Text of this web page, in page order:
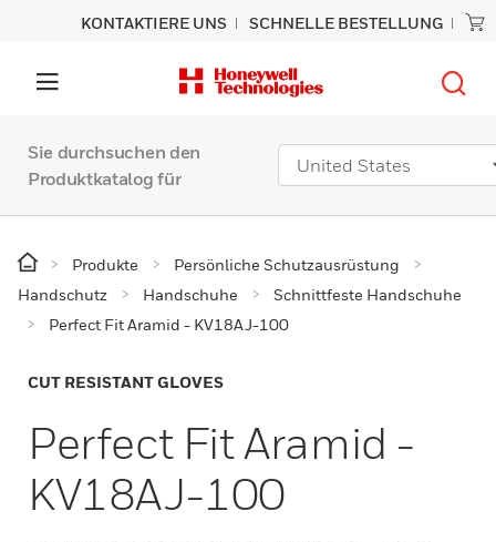
KONTAKTIERE UNS SCHNELLE BESTELLUNG
Sie durchsuchen den
Produktkatalog für
Produkte
Persönliche Schutzausrüstung
Handschutz
Handschuhe
Schnittfeste Handschuhe
Perfect Fit Aramid - KV18AJ-100
CUT RESISTANT GLOVES
Perfect Fit Aramid -
KV18AJ-100